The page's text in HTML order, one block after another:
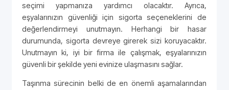
seçimi yapmanıza yardımcı olacaktır. Ayrıca,
eşyalarınızın güvenliği için sigorta seçeneklerini de
değerlendirmeyi unutmayın. Herhangi bir hasar
durumunda, sigorta devreye girerek sizi koruyacaktır.
Unutmayın ki, iyi bir firma ile çalışmak, eşyalarınızın
güvenli bir şekilde yeni evinize ulaşmasını sağlar.
Taşınma sürecinin belki de en önemli aşamalarından